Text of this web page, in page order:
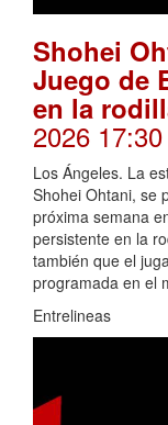
Shohei
Juego de
en la
2026 17:30
Los Ángeles. La
Shohei Ohtani, se
próxima semana
persistente en la
también que el
programada en el
Entrelineas